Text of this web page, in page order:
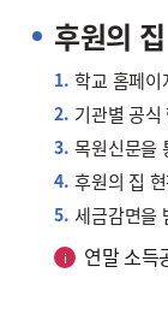
후원의
학교 홈페이
기관별 공식
목원신문을
후원의 집
세금감면을
연말 소득